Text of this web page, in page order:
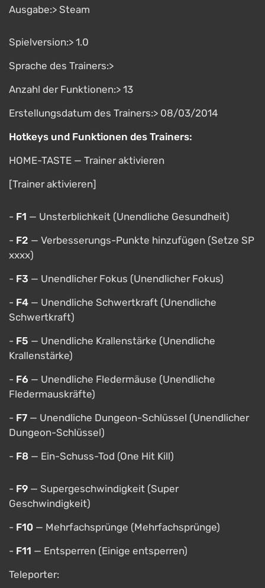
Ausgabe:> Steam
Spielversion:> 1.0
Sprache des Trainers:>
Anzahl der Funktionen:> 13
Erstellungsdatum des Trainers:> 08/03/2014
Hotkeys und Funktionen des Trainers:
HOME-TASTE — Trainer aktivieren
[Trainer aktivieren]
- F1 — Unsterblichkeit (Unendliche Gesundheit)
- F2 — Verbesserungs-Punkte hinzufügen (Setze SP
xxxx)
- F3 — Unendlicher Fokus (Unendlicher Fokus)
- F4 — Unendliche Schwertkraft (Unendliche
Schwertkraft)
- F5 — Unendliche Krallenstärke (Unendliche
Krallenstärke)
- F6 — Unendliche Fledermäuse (Unendliche
Fledermauskräfte)
- F7 — Unendliche Dungeon-Schlüssel (Unendlicher
Dungeon-Schlüssel)
- F8 — Ein-Schuss-Tod (One Hit Kill)
- F9 — Supergeschwindigkeit (Super
Geschwindigkeit)
- F10 — Mehrfachsprünge (Mehrfachsprünge)
- F11 — Entsperren (Einige entsperren)
Teleporter: